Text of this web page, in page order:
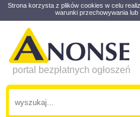
Strona korzysta z plików cookies w celu
warunki przechowywania
portal bezpłatnych ogłoszeń